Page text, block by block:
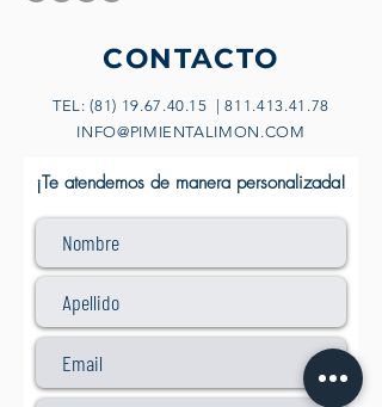
CONTACTO
TEL:(81) 19.67.40.15 |811.413.41.78
INFO@PIMIENTALIMON.COM
¡Te atendemos de manera personalizada!